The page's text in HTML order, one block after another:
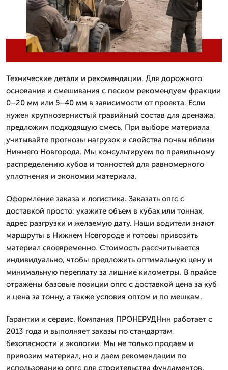
Технические детали и рекомендации. Для дорожного
основания и смешивания с песком рекомендуем фракции
0–20 мм или 5–40 мм в зависимости от проекта. Если
нужен крупнозернистый гравийный состав для дренажа,
предложим подходящую смесь. При выборе материала
учитывайте прогнозы нагрузок и свойства почвы вблизи
Нижнего Новгорода. Мы консультируем по правильному
распределению кубов и тонностей для равномерного
уплотнения и экономии материала.
Оформление заказа и логистика. Заказать опгс с
доставкой просто: укажите объем в кубах или тоннах,
адрес разгрузки и желаемую дату. Наши водители знают
маршруты в Нижнем Новгороде и готовы привозить
материал своевременно. Стоимость рассчитывается
индивидуально, чтобы предложить оптимальную цену и
минимальную переплату за лишние километры. В прайсе
отражены базовые позиции опгс с доставкой цена за куб
и цена за тонну, а также условия оптом и по мешкам.
Гарантии и сервис. Компания ПРОНЕРУДНнн работает с
2013 года и выполняет заказы по стандартам
безопасности и экологии. Мы не только продаем и
привозим материал, но и даем рекомендации по
использованию опгс для строительства фундаментов,